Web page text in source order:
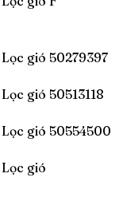
gió 50279397
gió 50513118
gió 50554500
gió